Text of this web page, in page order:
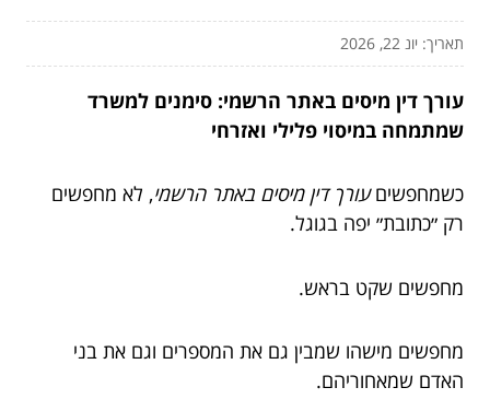
תאריך: יונ 22, 2026
עורך דין מיסים באתר הרשמי: סימנים למשרד
שמתמחה במיסוי פלילי ואזרחי
כשמחפשיםעורך דין מיסים באתר הרשמי, לא מחפשים
רק ״כתובת״ יפה בגוגל.
מחפשים שקט בראש.
מחפשים מישהו שמבין גם את המספרים וגם את בני
האדם שמאחוריהם.